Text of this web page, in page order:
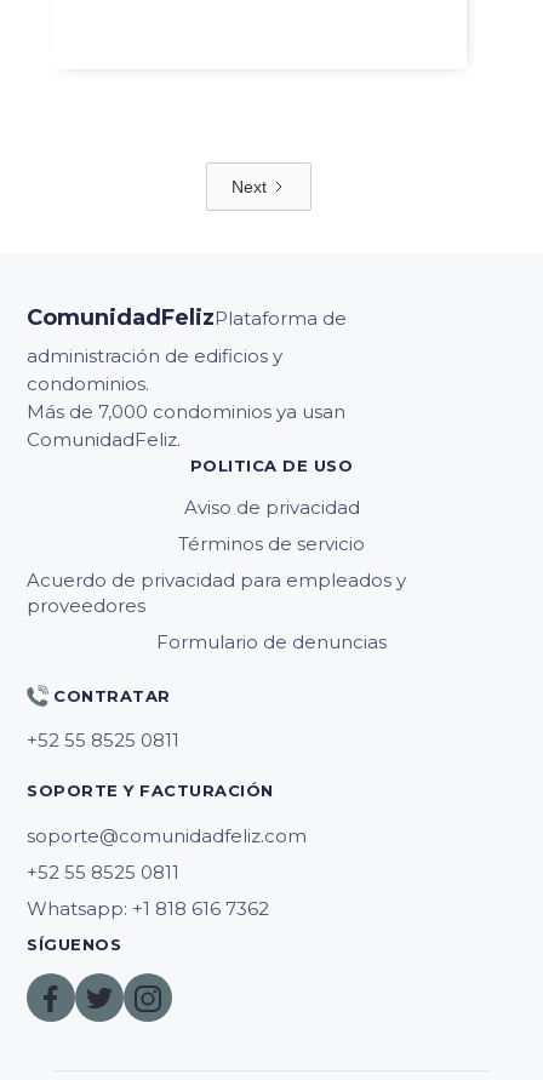
Next
ComunidadFelizPlataforma de
administración de edificios y
condominios.
Más de 7,000 condominios ya usan
ComunidadFeliz.
POLITICA DE USO
Aviso de privacidad
Términos de servicio
Acuerdo de privacidad para empleados y
proveedores
Formulario de denuncias
CONTRATAR
SOPORTE Y FACTURACIÓN
soporte@comunidadfeliz.com
Whatsapp: +1 818 616 7362
SÍGUENOS